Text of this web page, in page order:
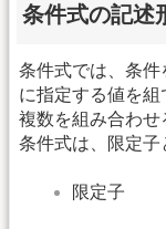
条件式の記述
条件式では、条件
に指定する値を組
複数を組み合わせ
条件式は、限定子
限定子